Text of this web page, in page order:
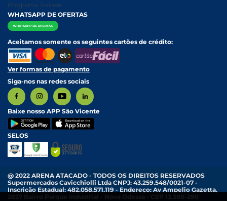
Programa Trainee
WHATSAPP DE OFERTAS
Aceitamos somente os seguintes cartões de crédito:
Ver formas de pagamento
Siga-nos nas redes sociais
Baixe nosso APP São Vicente
SELOS
@ 2022 ARENA ATACADO - TODOS OS DIREITOS RESERVADOS
Supermercados Cavicchiolli Ltda CNPJ: 43.259.548/0021-07 -
Inscrição Estadual: 482.058.571.119 - Endereço: Av Ampelio Gazetta,